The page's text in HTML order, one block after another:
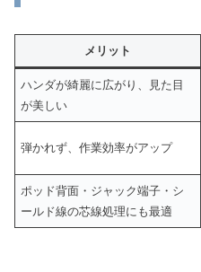
メリット
ハンダが綺麗に広がり、見た目
が美しい
弾かれず、作業効率がアップ
ポッド背面・ジャック端子・シ
ールド線の芯線処理にも最適